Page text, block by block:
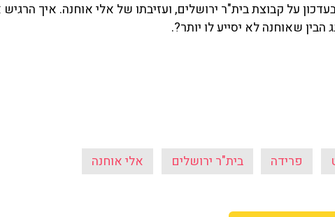
על קבוצת בית"ר ירושלים, ועזיבתו של אלי אוחנה. איך
שאוחנה לא יסייע לו יותר?.
פרידה בית"ר ירושלים אלי אוחנה